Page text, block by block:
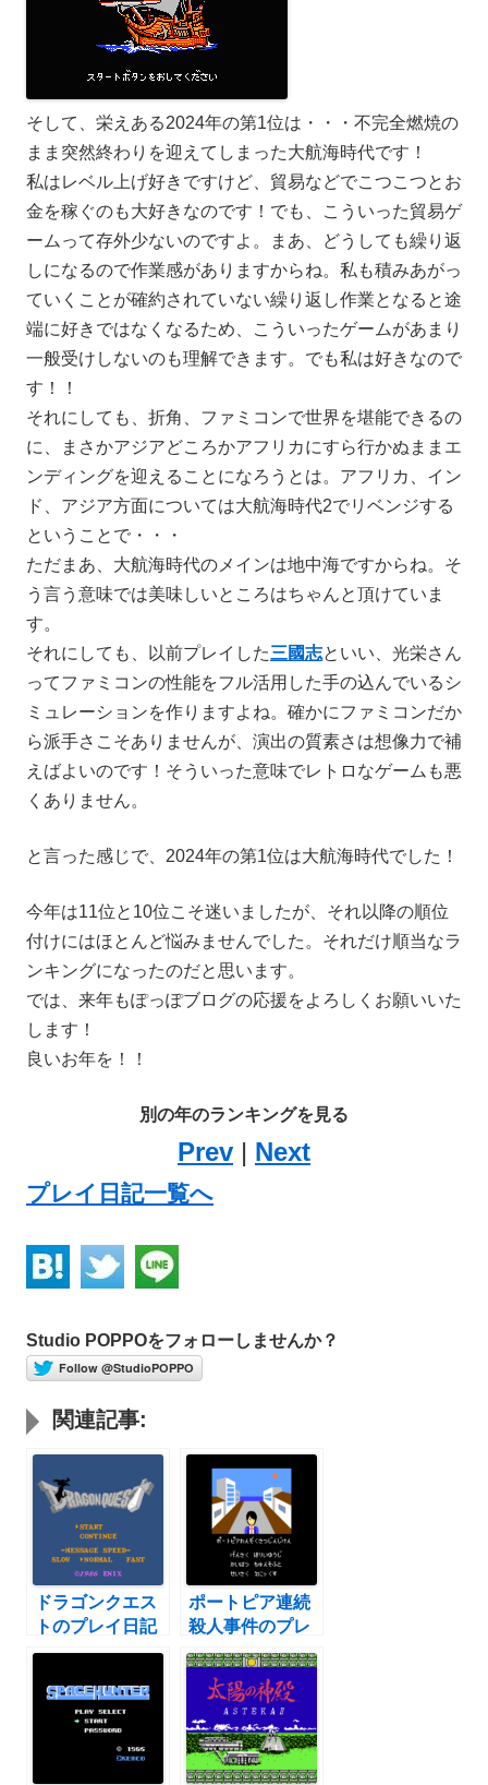
そして、栄えある2024年の第1位は・・・不完全燃焼の
まま突然終わりを迎えてしまった大航海時代です！
私はレベル上げ好きですけど、貿易などでこつこつとお
金を稼ぐのも大好きなのです！でも、こういった貿易ゲ
ームって存外少ないのですよ。まあ、どうしても繰り返
しになるので作業感がありますからね。私も積みあがっ
ていくことが確約されていない繰り返し作業となると途
端に好きではなくなるため、こういったゲームがあまり
一般受けしないのも理解できます。でも私は好きなので
す！！
それにしても、折角、ファミコンで世界を堪能できるの
に、まさかアジアどころかアフリカにすら行かぬままエ
ンディングを迎えることになろうとは。アフリカ、イン
ド、アジア方面については大航海時代2でリベンジする
ということで・・・
ただまあ、大航海時代のメインは地中海ですからね。そ
う言う意味では美味しいところはちゃんと頂けていま
す。
それにしても、以前プレイした三國志といい、光栄さん
ってファミコンの性能をフル活用した手の込んでいるシ
ミュレーションを作りますよね。確かにファミコンだか
ら派手さこそありませんが、演出の質素さは想像力で補
えばよいのです！そういった意味でレトロなゲームも悪
くありません。
と言った感じで、2024年の第1位は大航海時代でした！
今年は11位と10位こそ迷いましたが、それ以降の順位
付けにはほとんど悩みませんでした。それだけ順当なラ
ンキングになったのだと思います。
では、来年もぽっぽブログの応援をよろしくお願いいた
します！
良いお年を！！
別の年のランキングを見る
Prev | Next
プレイ日記一覧へ
Studio POPPOをフォローしませんか？
Follow @StudioPOPPO
関連記事:
ドラゴンクエス
トのプレイ日記
1：レトロゲー
ポートピア連続
殺人事件のプレ
イ日記3：レト
ロゲーム(ファミ
コン)